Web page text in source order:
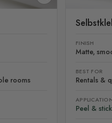
rooms
FINISH
Matte,
BEST FOR
Rentals &
Peel &